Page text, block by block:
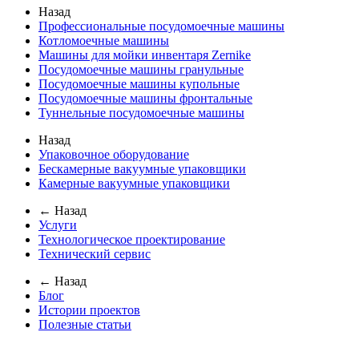
Назад
Профессиональные посудомоечные машины
Котломоечные машины
Машины для мойки инвентаря Zernike
Посудомоечные машины гранульные
Посудомоечные машины купольные
Посудомоечные машины фронтальные
Туннельные посудомоечные машины
Назад
Упаковочное оборудование
Бескамерные вакуумные упаковщики
Камерные вакуумные упаковщики
← Назад
Услуги
Технологическое проектирование
Технический сервис
← Назад
Блог
Истории проектов
Полезные статьи